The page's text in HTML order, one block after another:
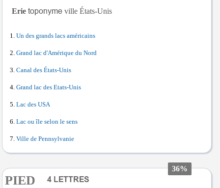
Erie ville États-Unis
Un des grands lacs américains
Grand lac d'Amérique du Nord
Canal des États-Unis
Grand lac des Etats-Unis
Lac des USA
Lac ou île selon le sens
Ville de Pennsylvanie
36%
PIED